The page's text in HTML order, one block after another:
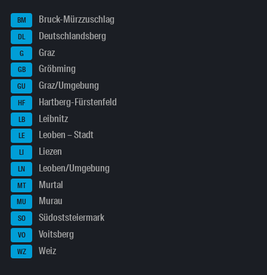
BM Bruck-Mürzzuschlag
DL Deutschlandsberg
G Graz
GB Gröbming
GU Graz/Umgebung
HF Hartberg-Fürstenfeld
LB Leibnitz
LE Leoben – Stadt
LI Liezen
LN Leoben/Umgebung
MT Murtal
MU Murau
SO Südoststeiermark
VO Voitsberg
WZ Weiz